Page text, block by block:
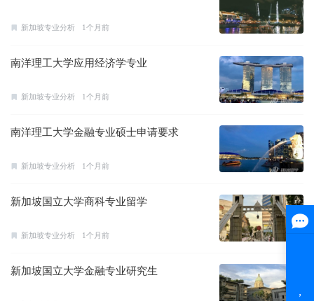
新加坡专业分析 1个月前
南洋理工大学应用经济学专业
新加坡专业分析 1个月前
南洋理工大学金融专业硕士申请要求
新加坡专业分析 1个月前
新加坡国立大学商科专业留学
新加坡专业分析 1个月前
新加坡国立大学金融专业研究生